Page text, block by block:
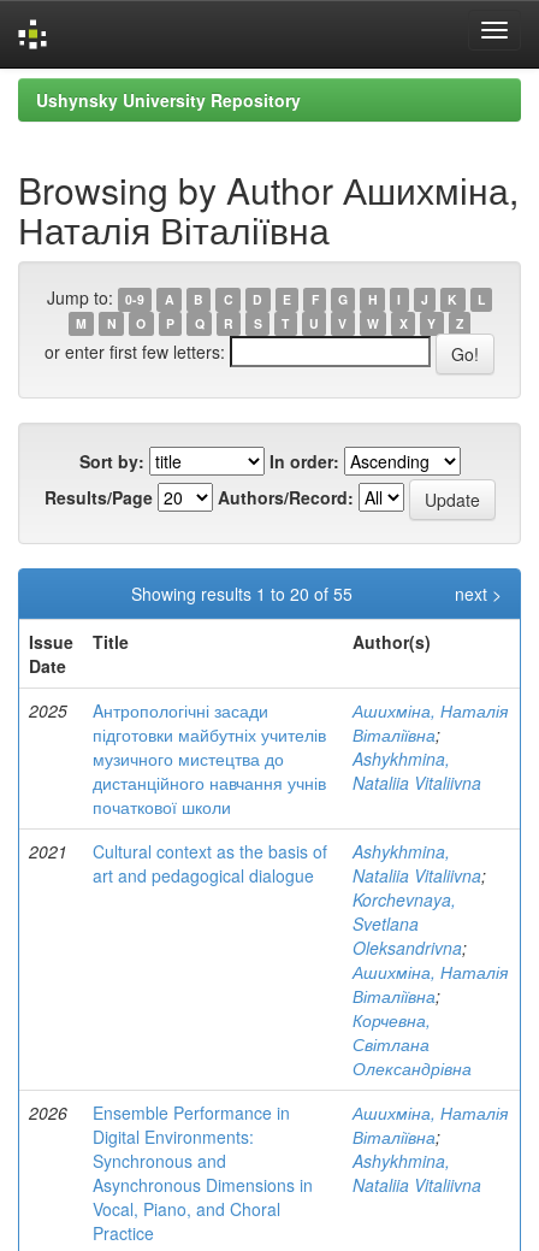
Skip
navigation
Ushynsky University Repository
Browsing by Author Ашихміна,
Наталія Віталіївна
Jump to: 0-9 A B C D E F G H I J K
L
M
N O P Q R S T U V W X Y Z
or enter first few letters:
Sort by:
In order:
Results/Page
Authors/Record:
Showing results 1 to 20 of 55
next >
Issue
Date
Title Author(s)
2025
Aнтропологічні засади
підготовки майбутніх учителів
музичного мистецтва до
дистанційного навчання учнів
початкової школи
Ашихміна, Наталія
Віталіївна;
Ashykhmina,
Nataliia Vitaliivna
2021
Cultural context as the basis of
art and pedagogical dialogue
Ashykhmina,
Nataliia Vitaliivna;
Korchevnaya,
Svetlana
Oleksandrivna;
Ашихміна, Наталія
Віталіївна;
Корчевна,
Світлана
Олександрівна
2026
Ensemble Performance in
Digital Environments:
Synchronous and
Asynchronous Dimensions in
Vocal, Piano, and Choral
Practice
Ашихміна, Наталія
Віталіївна;
Ashykhmina,
Nataliia Vitaliivna